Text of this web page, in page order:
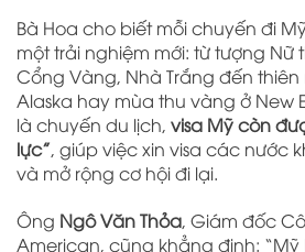
Bà Hoa cho biết mỗi chuyến đi
một trải nghiệm mới: từ tượng Nữ
Cổng Vàng, Nhà Trắng đến
Alaska hay mùa thu vàng ở New
là chuyến du lịch, visa Mỹ còn
lực”, giúp việc xin visa các nước
và mở rộng cơ hội đi lại.
Ông Ngô Văn Thỏa, Giám đốc
American, cũng khẳng định: